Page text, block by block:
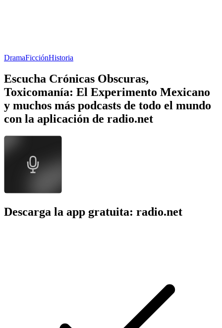
DramaFicciónHistoria
Escucha Crónicas Obscuras,
Toxicomanía: El Experimento Mexicano
y muchos más podcasts de todo el mundo
con la aplicación de radio.net
Descarga la app gratuita: radio.net